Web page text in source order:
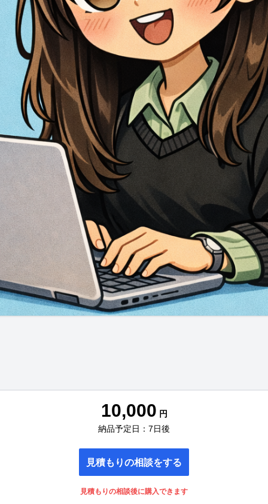
10,000 円
納品予定日：7日後
見積もりの相談をする
見積もりの相談後に購入できます